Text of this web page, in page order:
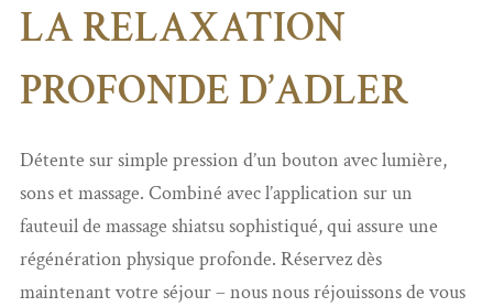
LA RELAXATION
PROFONDE D’ADLER
Détente sur simple pression d’un bouton avec lumière,
sons et massage. Combiné avec l’application sur un
fauteuil de massage shiatsu sophistiqué, qui assure une
régénération physique profonde. Réservez dès
maintenant votre séjour – nous nous réjouissons de vous